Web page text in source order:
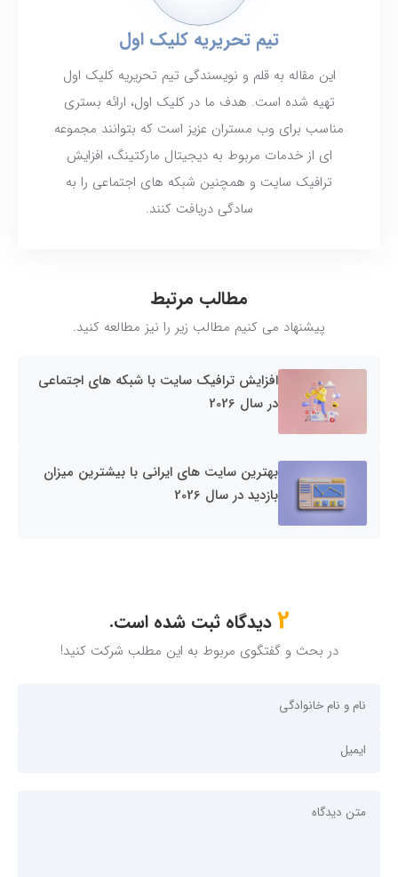
تیم تحریریه کلیک اول
این مقاله به قلم و نویسندگی تیم تحریریه کلیک اول
تهیه شده است. هدف ما در کلیک اول، ارائه بستری
مناسب برای وب مستران عزیز است که بتوانند مجموعه
ای از خدمات مربوط به دیجیتال مارکتینگ، افزایش
ترافیک سایت و همچنین شبکه های اجتماعی را به
سادگی دریافت کنند.
مطالب مرتبط
پیشنهاد می کنیم مطالب زیر را نیز مطالعه کنید.
افزایش ترافیک سایت با شبکه های اجتماعی
در سال 2026
بهترین سایت های ایرانی با بیشترین میزان
بازدید در سال 2026
2دیدگاه ثبت شده است.
در بحث و گفتگوی مربوط به این مطلب شرکت کنید!